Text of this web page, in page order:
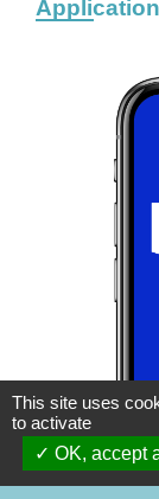
This site uses
to activate
OK, accept